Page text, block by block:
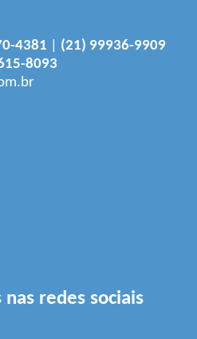
4381
(21) 99936-9909
8093
nas redes sociais